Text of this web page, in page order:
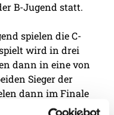
B-Jugend statt.
spielen die C-
wird in drei
dann in eine von
Sieger der
dann im Finale
kämpfen in einer